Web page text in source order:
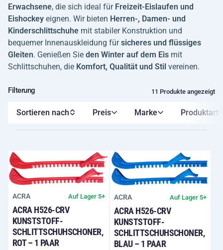
Erwachsene, die sich ideal für Freizeit-Eislaufen und
Eishockey eignen. Wir bieten Herren-, Damen- und
Kinderschlittschuhe mit stabiler Konstruktion und
bequemer Innenauskleidung fürsicheres und flüssiges
Gleiten. Genießen Sie den Winter auf dem Eis mit
Schlittschuhen, die Komfort, Qualität und Stil vereinen.
Filterung 11 Produkte angezeigt
Preis Marke Produktart
Sortieren nach
ACRA Auf Lager 5+
ACRA H526-CRV
KUNSTSTOFF-
SCHLITTSCHUHSCHONER,
ROT – 1 PAAR
ACRA Auf Lager 5+
ACRA H526-CRV
KUNSTSTOFF-
SCHLITTSCHUHSCHONER,
BLAU – 1 PAAR